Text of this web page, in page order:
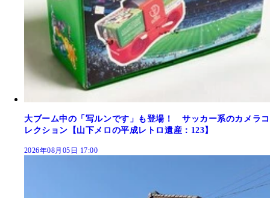
大ブーム中の「写ルンです」も登場！ サッカー系のカメラコ
レクション【山下メロの平成レトロ遺産：123】
2026年08月05日 17:00